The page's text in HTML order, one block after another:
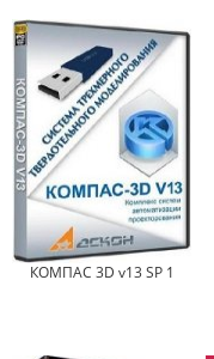
КОМПАС 3D v13 SP 1